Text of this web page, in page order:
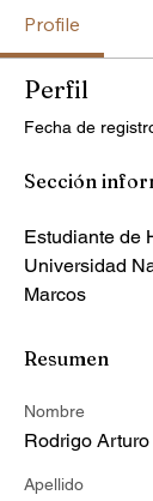
Profile
Perfil
Fecha de
Sección
Estudiante de
Universidad
Marcos
Resumen
Nombre
Rodrigo Arturo
Apellido